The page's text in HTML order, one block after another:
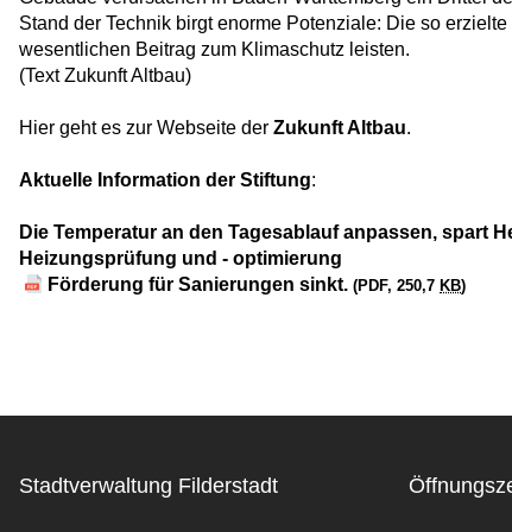
Stand der Technik birgt enorme Potenziale: Die so
wesentlichen Beitrag zum Klimaschutz leisten.
(Text Zukunft Altbau)
Hier geht es zur Webseite der Zukunft Altbau.
Aktuelle Information der Stiftung:
Die Temperatur an den Tagesablauf anpassen, spart
Heizungsprüfung und - optimierung
Förderung für Sanierungen sinkt. (PDF, 250,7 KB)
Stadtverwaltung Filderstadt